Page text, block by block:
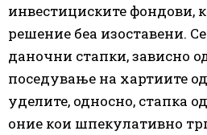
инвестициските фондови,
решение беа изоставени.
даночни стапки, зависно
поседување на хартиите
уделите, односно, стапка
оние кои шпекулативно